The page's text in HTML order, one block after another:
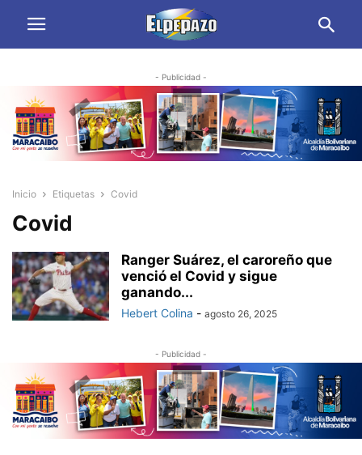
- Publicidad -
Inicio Etiquetas Covid
Covid
Ranger Suárez, el caroreño que
venció el Covid y sigue
ganando...
Hebert Colina - agosto 26, 2025
- Publicidad -